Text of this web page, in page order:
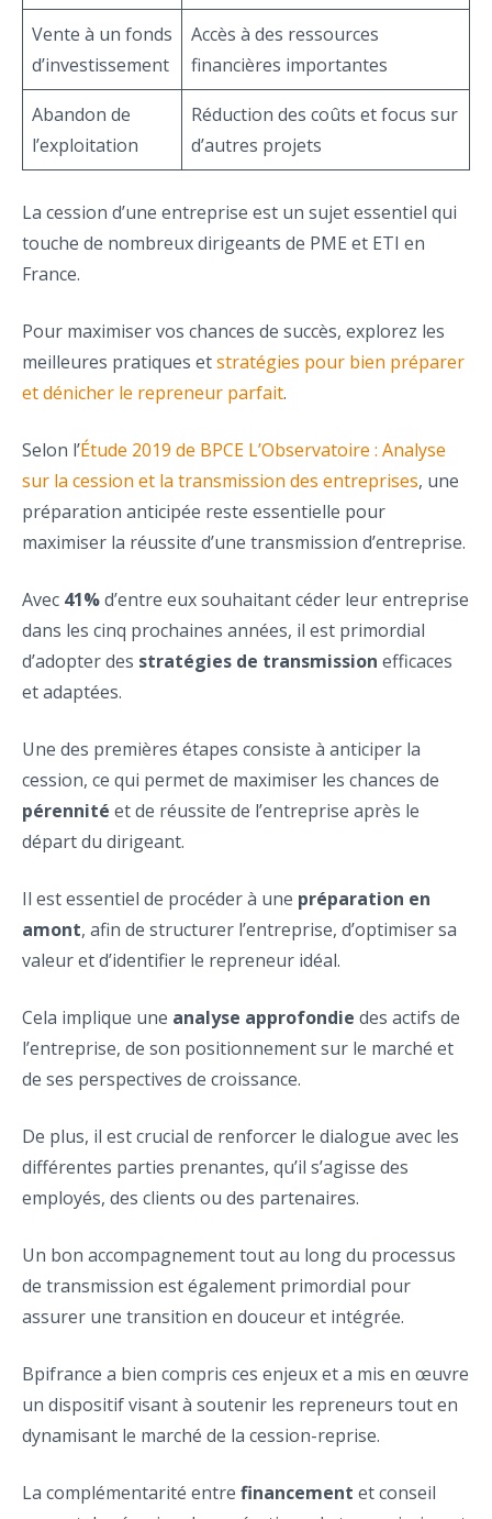
Vente à un fonds
d’investissement
Accès à des ressources
financières importantes
Abandon de
l’exploitation
Réduction des coûts et focus sur
d’autres projets
La cession d’une entreprise est un sujet essentiel qui
touche de nombreux dirigeants de PME et ETI en
France.
Pour maximiser vos chances de succès, explorez les
meilleures pratiques etstratégies pour bien préparer
et dénicher le repreneur parfait.
Selon l’Étude 2019 de BPCE L’Observatoire : Analyse
sur la cession et la transmission des entreprises, une
préparation anticipée reste essentielle pour
maximiser la réussite d’une transmission d’entreprise.
Avec 41%d’entre eux souhaitant céder leur entreprise
dans les cinq prochaines années, il est primordial
d’adopter des stratégies de transmission efficaces
et adaptées.
Une des premières étapes consiste à anticiper la
cession, ce qui permet de maximiser les chances de
pérennité et de réussite de l’entreprise après le
départ du dirigeant.
Il est essentiel de procéder à une préparation en
amont, afin de structurer l’entreprise, d’optimiser sa
valeur et d’identifier le repreneur idéal.
Cela implique une analyse approfondie des actifs de
l’entreprise, de son positionnement sur le marché et
de ses perspectives de croissance.
De plus, il est crucial de renforcer le dialogue avec les
différentes parties prenantes, qu’il s’agisse des
employés, des clients ou des partenaires.
Un bon accompagnement tout au long du processus
de transmission est également primordial pour
assurer une transition en douceur et intégrée.
Bpifrance a bien compris ces enjeux et a mis en œuvre
un dispositif visant à soutenir les repreneurs tout en
dynamisant le marché de la cession-reprise.
La complémentarité entre financement et conseil